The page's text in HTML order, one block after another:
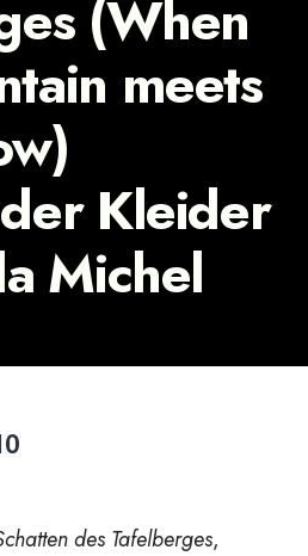
(When
meets
Kleider
Michel
des Tafelberges,